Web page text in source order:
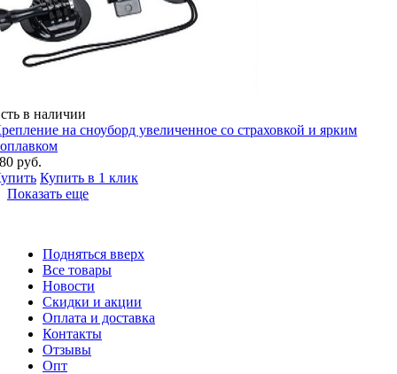
в наличии
на сноуборд увеличенное со страховкой и ярким
руб.
Купить в 1 клик
Показать еще
Подняться вверх
Все товары
Новости
Скидки и акции
Оплата и доставка
Контакты
Отзывы
Опт